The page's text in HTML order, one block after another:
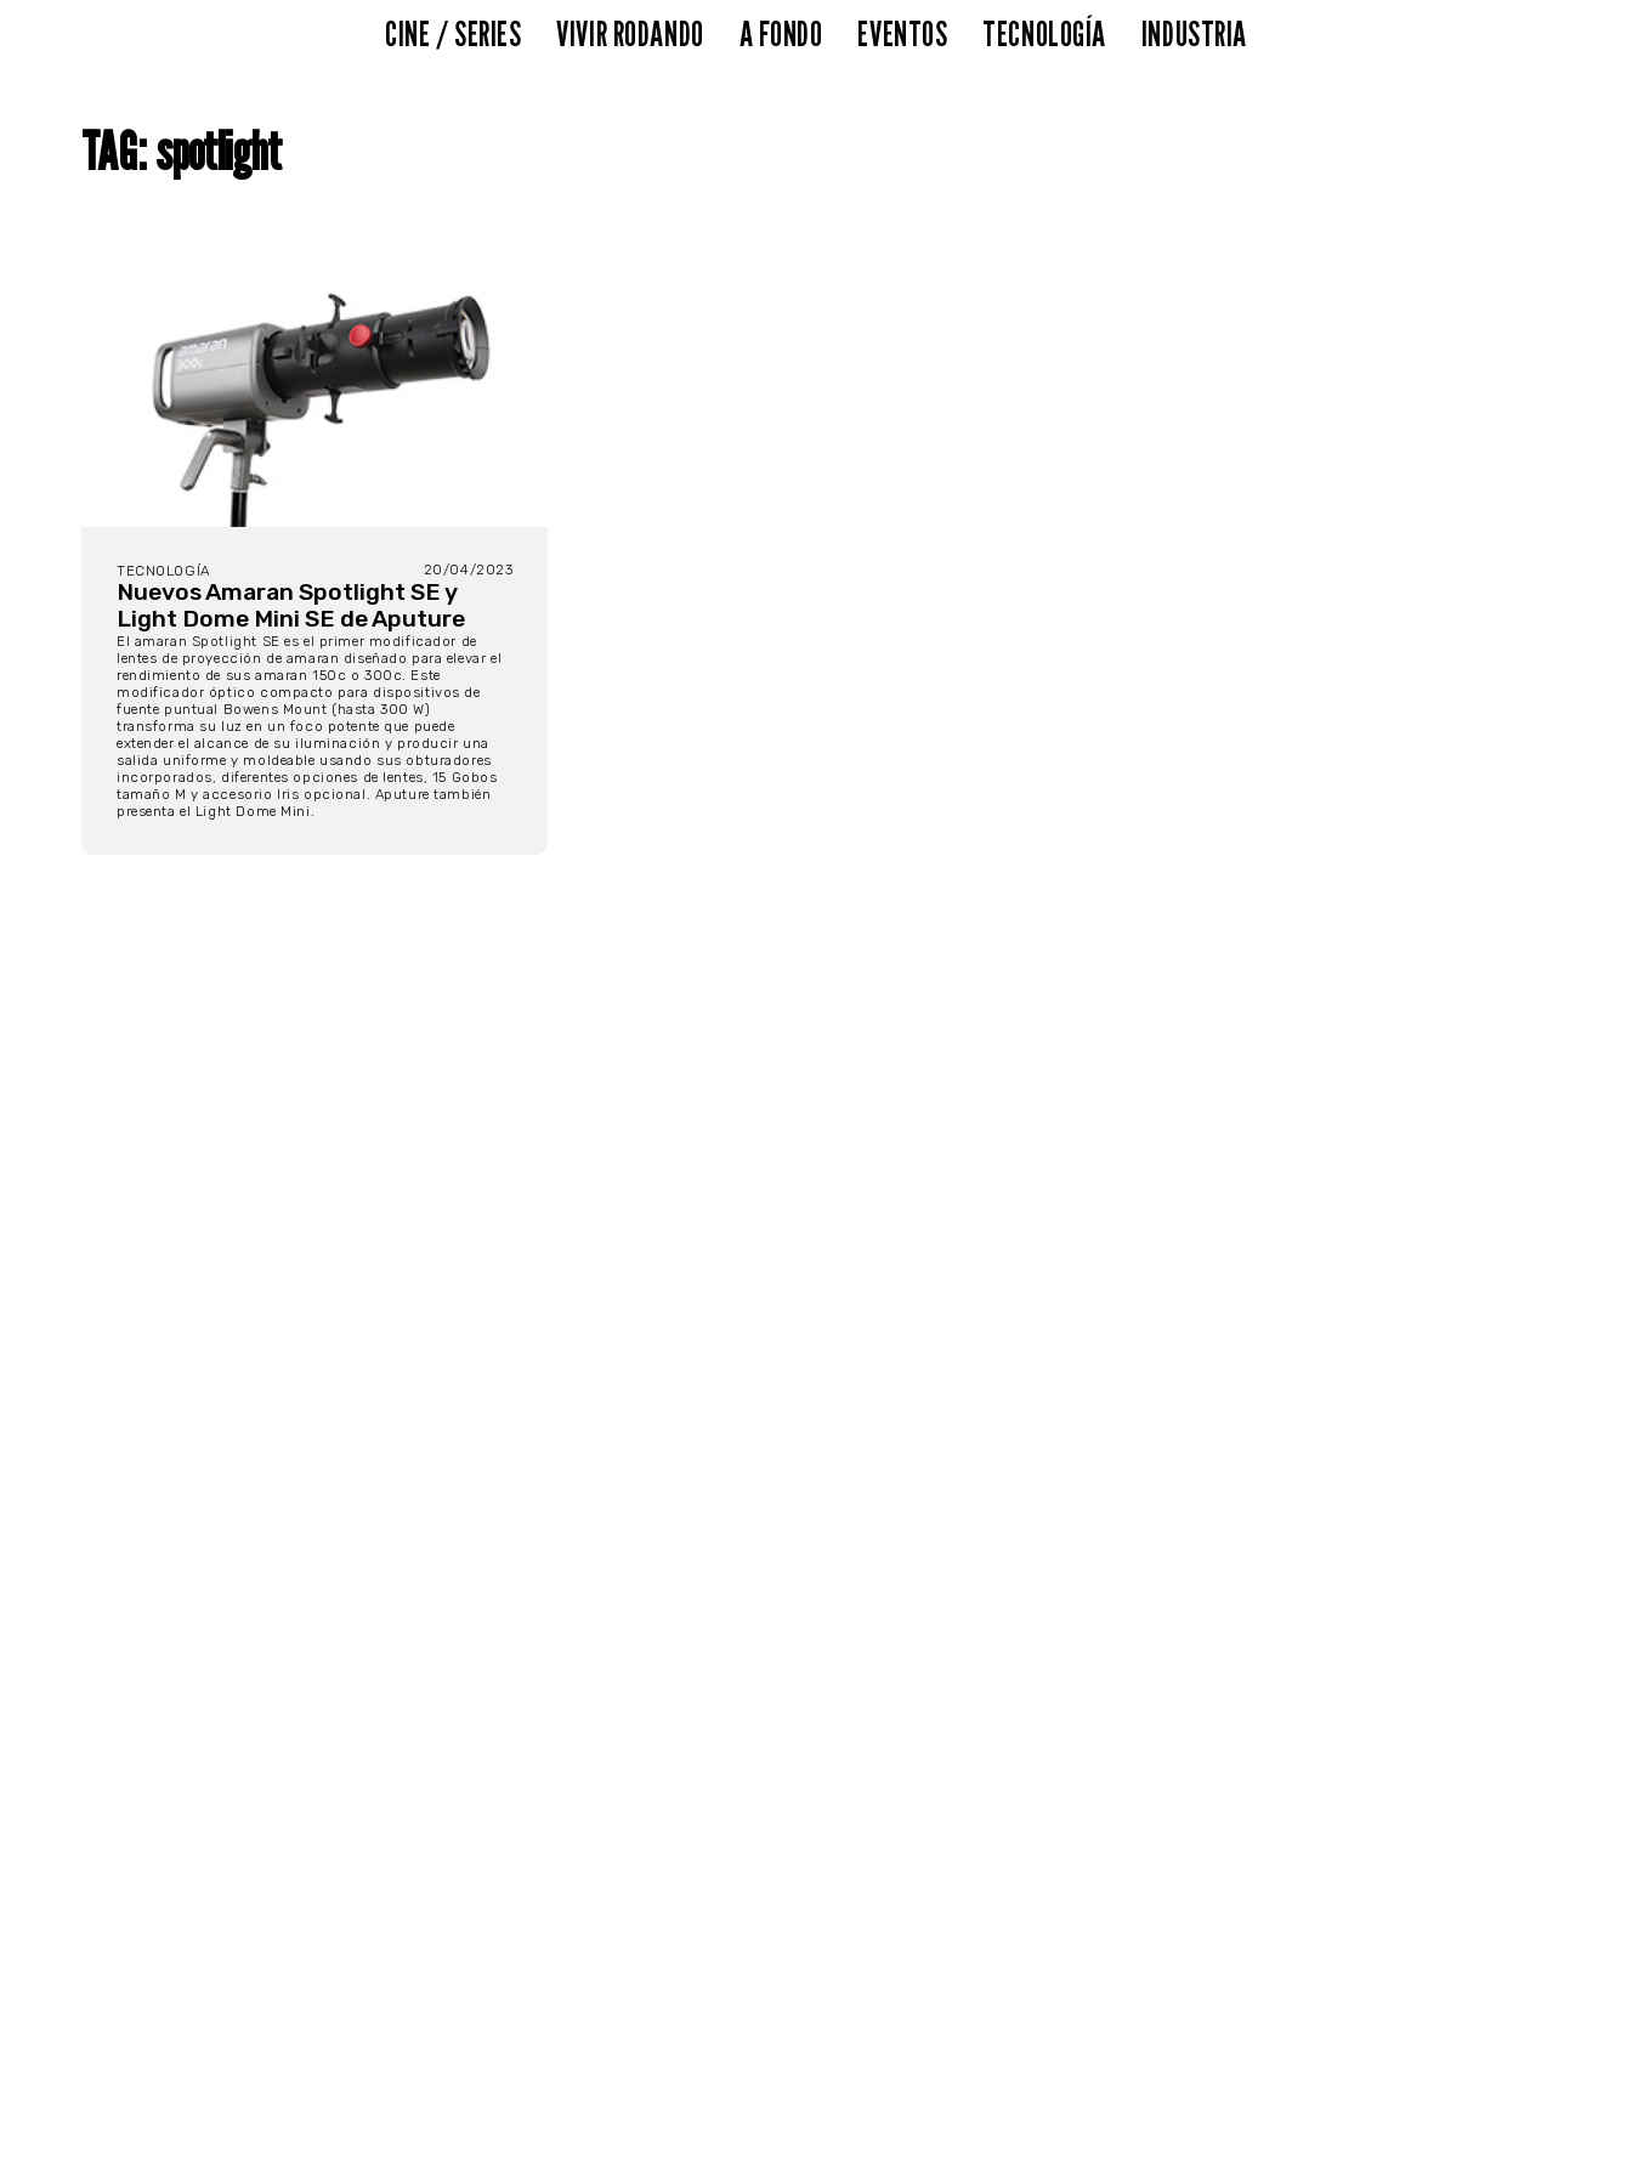
CINE / SERIES VIVIR RODANDO A FONDO EVENTOS TECNOLOGÍA INDUSTRIA
TAG: spotlight
TECNOLOGÍA 20/04/2023
Nuevos Amaran Spotlight SE y
Light Dome Mini SE de Aputure
El amaran Spotlight SE es el primer modificador de
lentes de proyección de amaran diseñado para elevar el
rendimiento de sus amaran 150c o 300c. Este
modificador óptico compacto para dispositivos de
fuente puntual Bowens Mount (hasta 300 W)
transforma su luz en un foco potente que puede
extender el alcance de su iluminación y producir una
salida uniforme y moldeable usando sus obturadores
incorporados, diferentes opciones de lentes, 15 Gobos
tamaño M y accesorio Iris opcional. Aputure también
presenta el Light Dome Mini.